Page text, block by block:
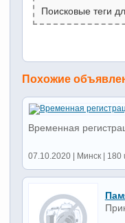
Поисковые теги
Похожие
Временная
07.10.2020 | Минск | 180